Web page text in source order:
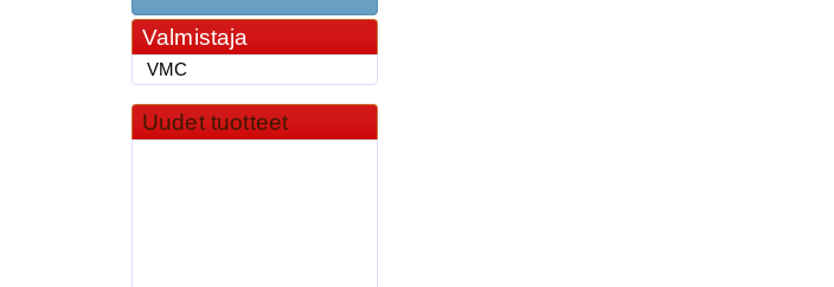
Valmistaja
VMC
Uudet tuotteet